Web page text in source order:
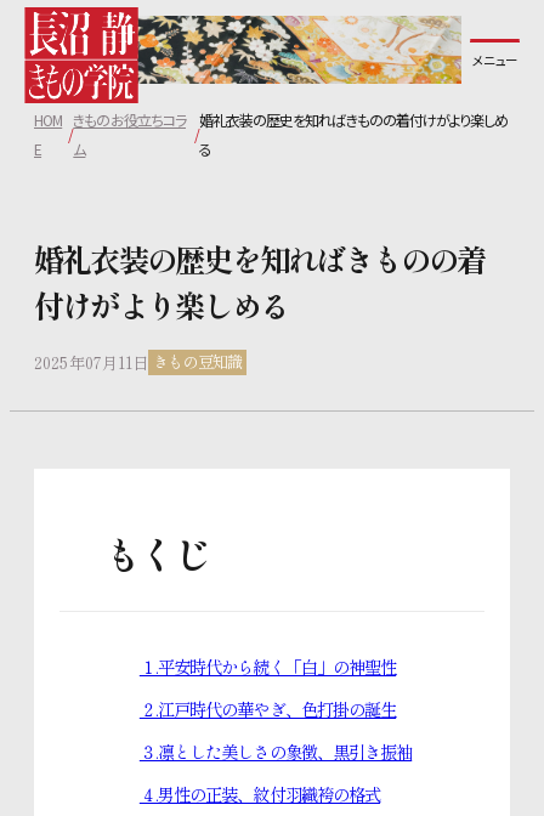
長沼静きもの学院について
コース紹介
無料体験レッスンについて
講師紹介
よくあるご質問
メニュー
HOM
E
きものお役立ちコラ
ム
婚礼衣装の歴史を知ればきものの着付けがより楽しめ
る
婚礼衣装の歴史を知ればきものの着
付けがより楽しめる
2025年07月11日 きもの豆知識
もくじ
１.平安時代から続く「白」の神聖性
２.江戸時代の華やぎ、色打掛の誕生
３.凛とした美しさの象徴、黒引き振袖
４.男性の正装、紋付羽織袴の格式